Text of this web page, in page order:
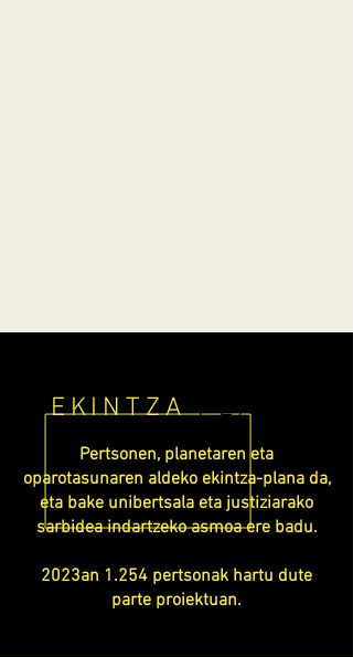
EKINTZAPLANA
Pertsonen, planetaren eta
oparotasunaren aldeko ekintza-plana da,
eta bake unibertsala eta justiziarako
sarbidea indartzeko asmoa ere badu.
2023an 1.254 pertsonak hartu dute
parte proiektuan.